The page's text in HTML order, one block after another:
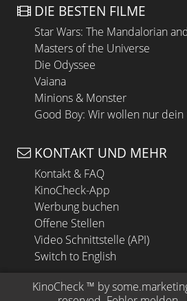
DIE BESTEN FILME
Star Wars: The Mandalorian
Masters of the Universe
Die Odyssee
Vaiana
Minions & Monster
Good Boy: Wir wollen nur dein
KONTAKT UND MEHR
Kontakt & FAQ
KinoCheck-App
Werbung buchen
Offene Stellen
Video Schnittstelle (API)
Switch to English
KinoCheck ™ by